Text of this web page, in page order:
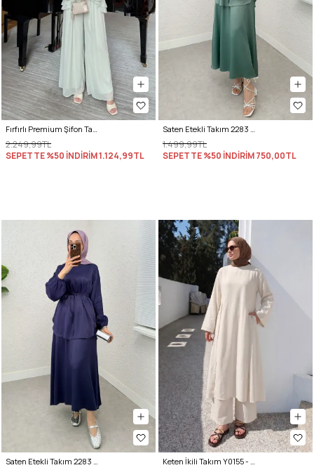
Fırfırlı Premium Şifon Takım 266031 - AÇIK YEŞİL
2.249,99TL
SEPETTE %50 İNDİRİM1.124,99TL
Saten Etekli Takım 2283 - MİNT YEŞİLİ
1.499,99TL
SEPETTE %50 İNDİRİM750,00TL
Saten Etekli Takım 2283 - LACİVERT Keten İkili Takım Y0155 - EKRU